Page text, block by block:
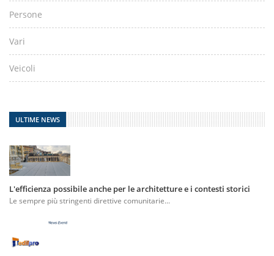
Persone
Vari
Veicoli
ULTIME NEWS
L'efficienza possibile anche per le architetture e i contesti storici
Le sempre più stringenti direttive comunitarie...